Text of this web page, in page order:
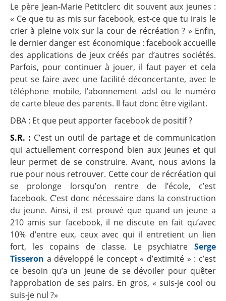
Le père Jean-Marie Petitclerc dit souvent aux jeunes :
« Ce que tu as mis sur facebook, est-ce que tu irais le
crier à pleine voix sur la cour de récréation ? » Enfin,
le dernier danger est économique : facebook accueille
des applications de jeux créés par d’autres sociétés.
Parfois, pour continuer à jouer, il faut payer et cela
peut se faire avec une facilité déconcertante, avec le
téléphone mobile, l’abonnement adsl ou le numéro
de carte bleue des parents. Il faut donc être vigilant.
DBA : Et que peut apporter facebook de positif ?
S.R. : C’est un outil de partage et de communication
qui actuellement correspond bien aux jeunes et qui
leur permet de se construire. Avant, nous avions la
rue pour nous retrouver. Cette cour de récréation qui
se prolonge lorsqu’on rentre de l’école, c’est
facebook. C’est donc nécessaire dans la construction
du jeune. Ainsi, il est prouvé que quand un jeune a
210 amis sur facebook, il ne discute en fait qu’avec
10% d’entre eux, ceux avec qui il entretient un lien
fort, les copains de classe. Le psychiatre Serge
Tisseron a développé le concept « d’extimité » : c’est
ce besoin qu’a un jeune de se dévoiler pour quêter
l’approbation de ses pairs. En gros, « suis-je cool ou
suis-je nul ?»